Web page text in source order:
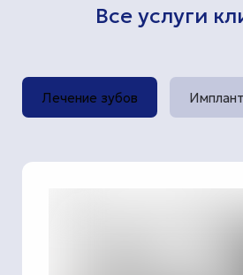
Все услуги
Лечение зубов